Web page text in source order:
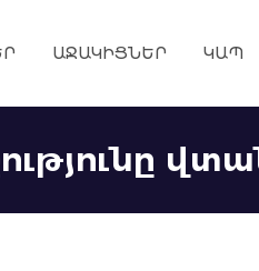
ԱՋԱԿԻՑՆԵՐ ԿԱՊ